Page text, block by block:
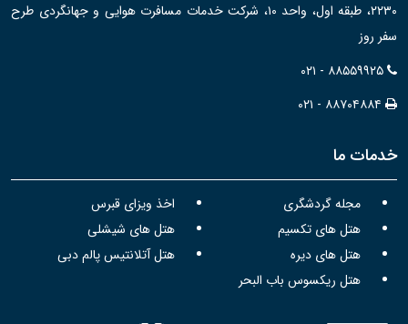
۲۲۳۰، طبقه اول، واحد ۱۰، شرکت خدمات مسافرت هوایی و جهانگردی طرح
سفر روز
۰۲۱ - ۸۸۵۵۹۹۲۵
۰۲۱ - ۸۸۷۰۴۸۸۴
خدمات ما
مجله گردشگری
اخذ ویزای قبرس
هتل های تکسیم
هتل های شیشلی
هتل های دیره
هتل آتلانتیس پالم دبی
هتل ریکسوس باب البحر